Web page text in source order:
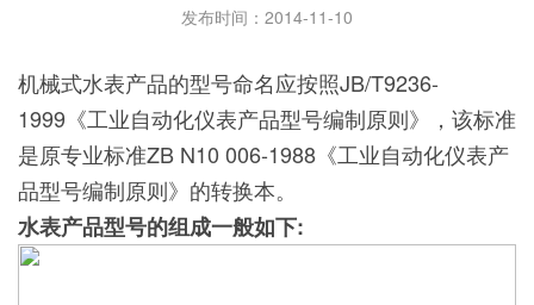
发布时间：2014-11-10
机械式水表产品的型号命名应按照JB/T9236-
1999《工业自动化仪表产品型号编制原则》，该标准
是原专业标准ZB N10 006-1988《工业自动化仪表产
品型号编制原则》的转换本。
水表产品型号的组成一般如下: